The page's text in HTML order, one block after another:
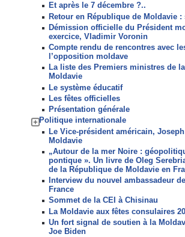
Et après le 7 décembre ?..
Retour en République de Moldavie :
Démission officielle du Président
exercice, Vladimir Voronin
Compte rendu de rencontres avec
l’opposition moldave
La liste des Premiers ministres de
Moldavie
Le système éducatif
Les fêtes officielles
Présentation générale
Politique internationale
Le Vice-président américain,
Moldavie
„Autour de la mer Noire :
pontique ». Un livre de Oleg
de la République de Moldavie en
Interview du nouvel ambassadeur
France
Sommet de la CEI à Chisinau
La Moldavie aux fêtes consulaires
Un fort signal de soutien à la
Joe Biden